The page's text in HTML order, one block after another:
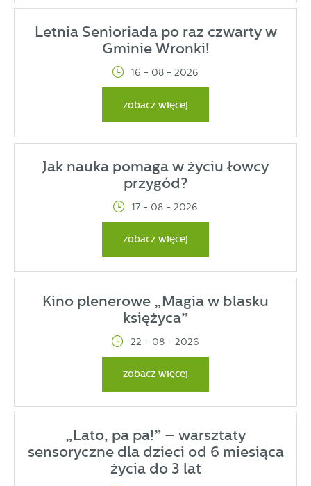
Letnia Senioriada po raz czwarty w
Gminie Wronki!
16 - 08 - 2026
zobacz więcej
Jak nauka pomaga w życiu łowcy
przygód?
17 - 08 - 2026
zobacz więcej
Kino plenerowe „Magia w blasku
księżyca”
22 - 08 - 2026
zobacz więcej
„Lato, pa pa!” – warsztaty
sensoryczne dla dzieci od 6 miesiąca
życia do 3 lat